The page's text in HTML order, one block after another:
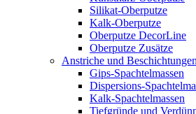
Silikat-Oberputze
Kalk-Oberputze
Oberputze DecorLine
Oberputze Zusätze
Anstriche und
Gips-Spachtelmassen
Dispersions-
Kalk-Spachtelmassen
Tiefgründe und